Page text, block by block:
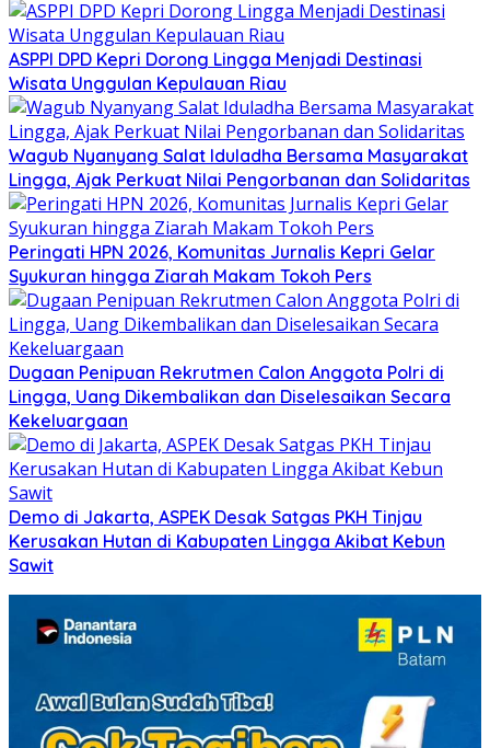
ASPPI DPD Kepri Dorong Lingga Menjadi Destinasi
Wisata Unggulan Kepulauan Riau
Wagub Nyanyang Salat Iduladha Bersama Masyarakat
Lingga, Ajak Perkuat Nilai Pengorbanan dan Solidaritas
Peringati HPN 2026, Komunitas Jurnalis Kepri Gelar
Syukuran hingga Ziarah Makam Tokoh Pers
Dugaan Penipuan Rekrutmen Calon Anggota Polri di
Lingga, Uang Dikembalikan dan Diselesaikan Secara
Kekeluargaan
Demo di Jakarta, ASPEK Desak Satgas PKH Tinjau
Kerusakan Hutan di Kabupaten Lingga Akibat Kebun
Sawit